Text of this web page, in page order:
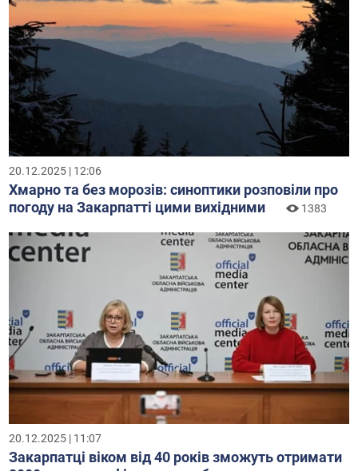
20.12.2025 | 12:06
Хмарно та без морозів: синоптики розповіли про
погоду на Закарпатті цими вихідними
1383
20.12.2025 | 11:07
Закарпатці віком від 40 років зможуть отримати